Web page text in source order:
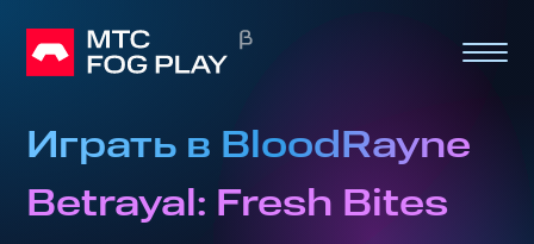
Играть в BloodRayne
Betrayal: Fresh Bites